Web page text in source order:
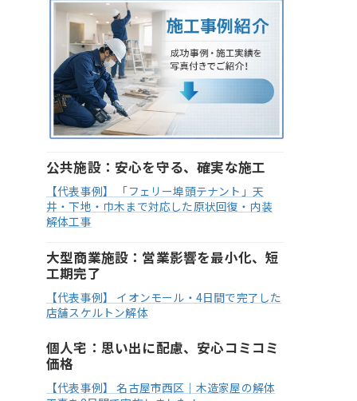
公共施設：安心を守る、確実な施工
【代表事例】 「フェリー埠頭テナント」天
井・下地・巾木まで対応した原状回復・内装
解体工事
大型商業施設：営業影響を最小化、短
工期完了
【代表事例】 イオンモール・4日間で完了した
店舗スケルトン解体
個人宅：思い出に配慮、安心コミコミ
価格
【代表事例】 名古屋市西区｜木造家屋の解体